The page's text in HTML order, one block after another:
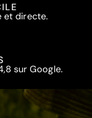
et directe.
sur Google.